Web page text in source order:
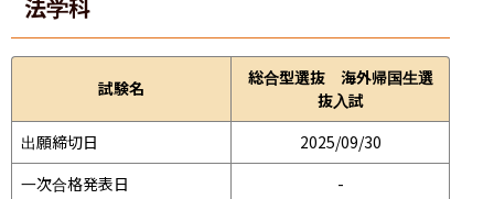
法学科
試験名
総合型選抜 海外帰国生選
抜入試
出願締切日
2025/09/30
一次合格発表日
-